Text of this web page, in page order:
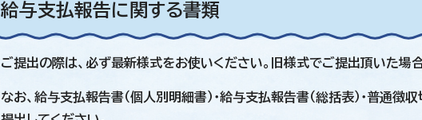
給与支払報告に関する書類
ご提出の際は、必ず最新様式をお使いください。旧様式でご提出頂いた場
なお、給与支払報告書（個人別明細書）・給与支払報告書（総括表）・普通